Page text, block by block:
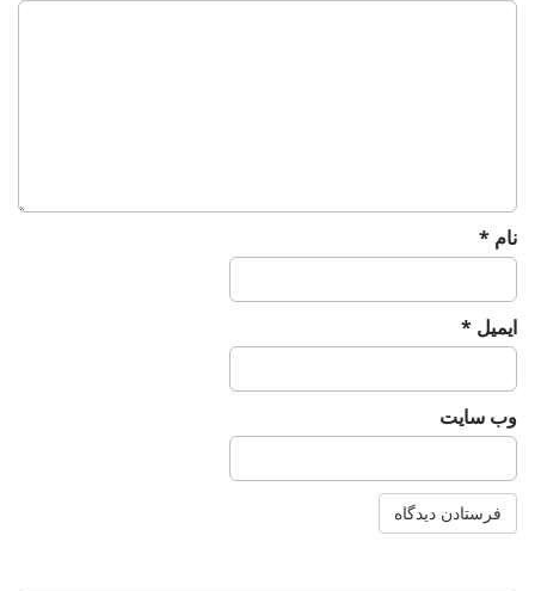
نام *
ایمیل *
وب‌ سایت